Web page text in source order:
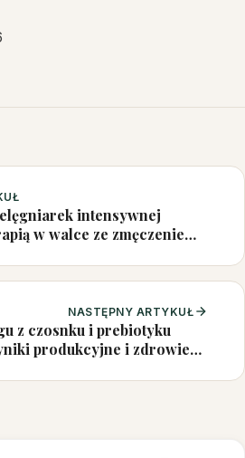
intensywnej
w walce ze zmęczeniem i
NASTĘPNY ARTYKUŁ
z czosnku i prebiotyku
produkcyjne i zdrowie